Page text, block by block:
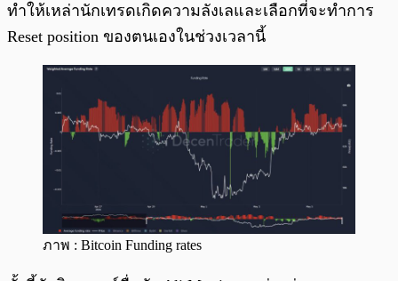
ทำให้เหล่านักเทรดเกิดความลังเลและเลือกที่จะทำการ
Reset position ของตนเองในช่วงเวลานี้
ภาพ : Bitcoin Funding rates